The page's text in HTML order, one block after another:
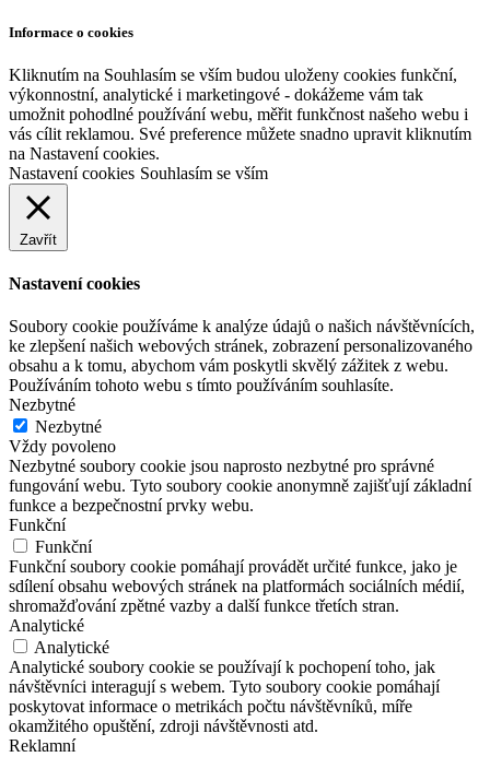
Informace o cookies
Kliknutím na Souhlasím se vším budou uloženy cookies funkční,
výkonnostní, analytické i marketingové - dokážeme vám tak
umožnit pohodlné používání webu, měřit funkčnost našeho webu i
vás cílit reklamou. Své preference můžete snadno upravit kliknutím
na Nastavení cookies.
Nastavení cookies Souhlasím se vším
Zavřít
Nastavení cookies
Soubory cookie používáme k analýze údajů o našich návštěvnících,
ke zlepšení našich webových stránek, zobrazení personalizovaného
obsahu a k tomu, abychom vám poskytli skvělý zážitek z webu.
Používáním tohoto webu s tímto používáním souhlasíte.
Nezbytné
Nezbytné
Vždy povoleno
Nezbytné soubory cookie jsou naprosto nezbytné pro správné
fungování webu. Tyto soubory cookie anonymně zajišťují základní
funkce a bezpečnostní prvky webu.
Funkční
Funkční
Funkční soubory cookie pomáhají provádět určité funkce, jako je
sdílení obsahu webových stránek na platformách sociálních médií,
shromažďování zpětné vazby a další funkce třetích stran.
Analytické
Analytické
Analytické soubory cookie se používají k pochopení toho, jak
návštěvníci interagují s webem. Tyto soubory cookie pomáhají
poskytovat informace o metrikách počtu návštěvníků, míře
okamžitého opuštění, zdroji návštěvnosti atd.
Reklamní